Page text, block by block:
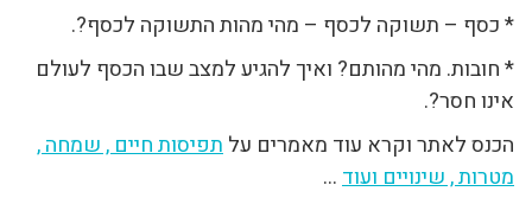
* כסף – תשוקה לכסף – מהי מהות התשוקה לכסף?.
* חובות. מהי מהותם? ואיך להגיע למצב שבו הכסף לעולם
אינו חסר?.
הכנס לאתר וקרא עוד מאמרים עלתפיסות חיים , שמחה ,
מטרות , שינויים ועוד…